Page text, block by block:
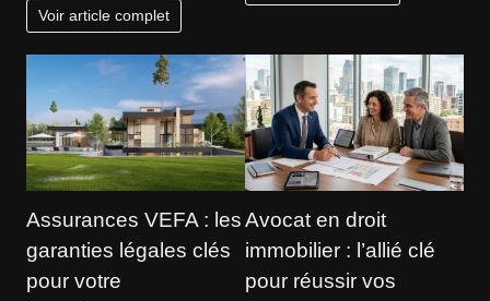
Voir article complet
Assurances VEFA : les
garanties légales clés
pour votre
Avocat en droit
immobilier : l’allié clé
pour réussir vos